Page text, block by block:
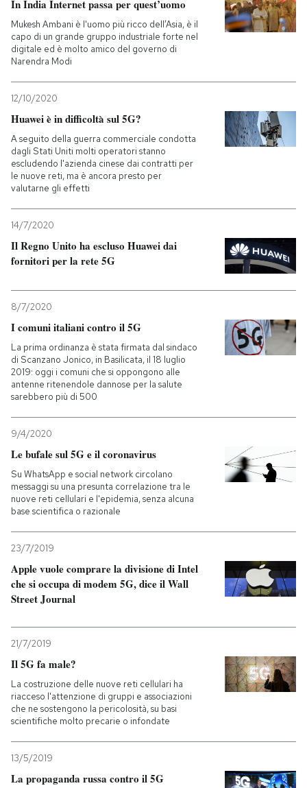
In India Internet passa per quest’uomo
Mukesh Ambani è l'uomo più ricco dell’Asia, è il
capo di un grande gruppo industriale forte nel
digitale ed è molto amico del governo di
Narendra Modi
12/10/2020
Huawei è in difficoltà sul 5G?
A seguito della guerra commerciale condotta
dagli Stati Uniti molti operatori stanno
escludendo l'azienda cinese dai contratti per
le nuove reti, ma è ancora presto per
valutarne gli effetti
14/7/2020
Il Regno Unito ha escluso Huawei dai
fornitori per la rete 5G
8/7/2020
I comuni italiani contro il 5G
La prima ordinanza è stata firmata dal sindaco
di Scanzano Jonico, in Basilicata, il 18 luglio
2019: oggi i comuni che si oppongono alle
antenne ritenendole dannose per la salute
sarebbero più di 500
9/4/2020
Le bufale sul 5G e il coronavirus
Su WhatsApp e social network circolano
messaggi su una presunta correlazione tra le
nuove reti cellulari e l'epidemia, senza alcuna
base scientifica o razionale
23/7/2019
Apple vuole comprare la divisione di Intel
che si occupa di modem 5G, dice il Wall
Street Journal
21/7/2019
Il 5G fa male?
La costruzione delle nuove reti cellulari ha
riacceso l'attenzione di gruppi e associazioni
che ne sostengono la pericolosità, su basi
scientifiche molto precarie o infondate
13/5/2019
La propaganda russa contro il 5G